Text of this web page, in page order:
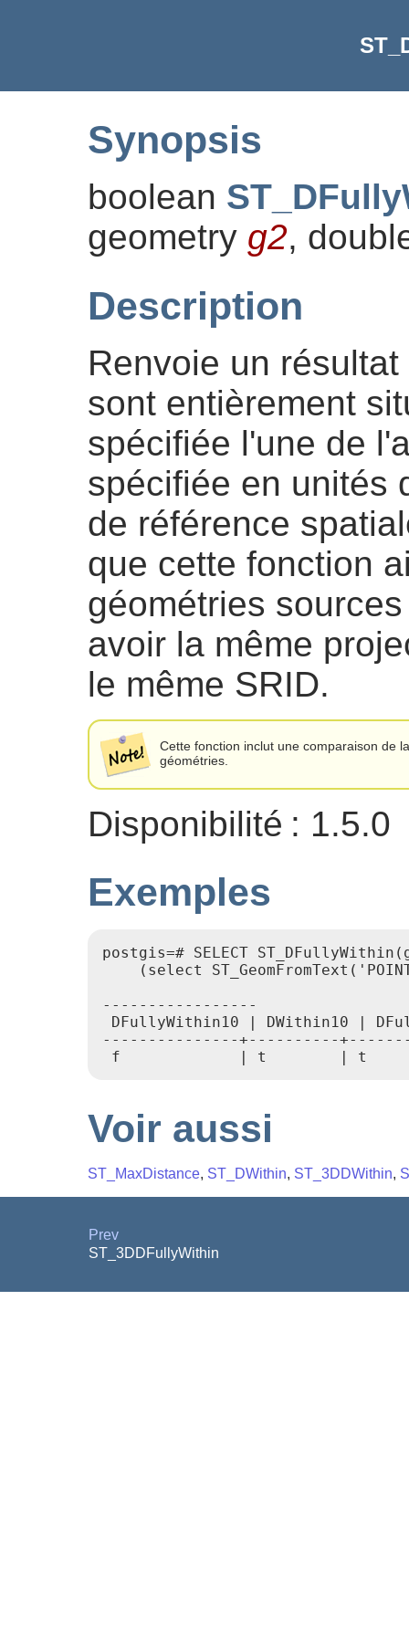
Synopsis
boolean
geometry g2,
Description
Renvoie un
sont entièrement
spécifiée l'une de
spécifiée en unités
de référence
que cette fonction
géométries
avoir la même
le même SRID.
Cette fonction inclut une comparaison de
géométries.
Disponibilité : 1.5.0
Exemples
postgis=# SELECT
(select
-----------------
DFullyWithin10 | DWithin10 |
---------------+----------
f             | t        | t
Voir aussi
ST_MaxDistance, ST_DWithin, ST_3DDWithin,
Prev
ST_3DDFullyWithin